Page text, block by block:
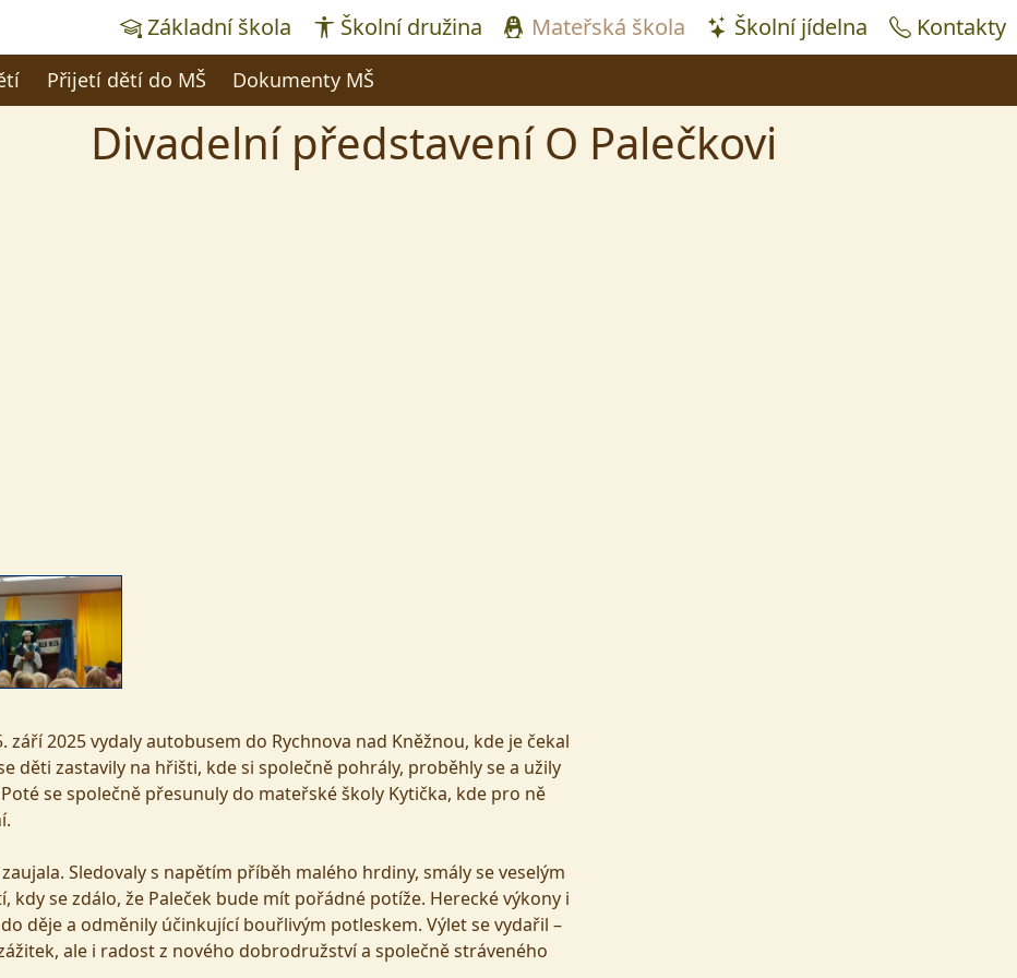
Základní škola Školní družina Mateřská škola Školní jídelna Kontakty
Přijetí dětí do MŠ Dokumenty MŠ
Divadelní představení O Palečkovi
2025 vydaly autobusem do Rychnova nad Kněžnou, kde je čekal
děti zastavily na hřišti, kde si společně pohrály, proběhly se a užily
se společně přesunuly do mateřské školy Kytička, kde pro ně
Sledovaly s napětím příběh malého hrdiny, smály se veselým
kdy se zdálo, že Paleček bude mít pořádné potíže. Herecké výkony i
děje a odměnily účinkující bouřlivým potleskem. Výlet se vydařil –
ale i radost z nového dobrodružství a společně stráveného